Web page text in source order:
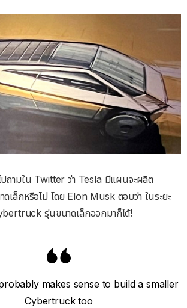
ถามใน Twitter ว่า Tesla มีแผนจะผลิต
ล็กหรือไม่ โดย Elon Musk ตอบว่า ในระยะ
รุ่นขนาดเล็กออกมาก็ได้!
makes sense to build a smaller
Cybertruck too